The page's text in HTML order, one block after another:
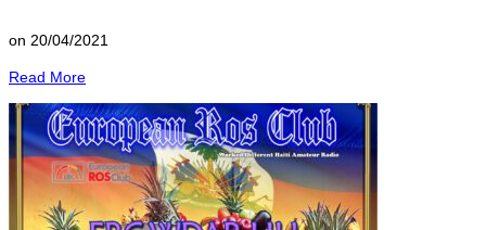
on 20/04/2021
Read More